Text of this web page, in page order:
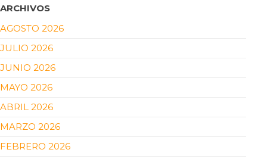
ARCHIVOS
AGOSTO 2026
JULIO 2026
JUNIO 2026
MAYO 2026
ABRIL 2026
MARZO 2026
FEBRERO 2026